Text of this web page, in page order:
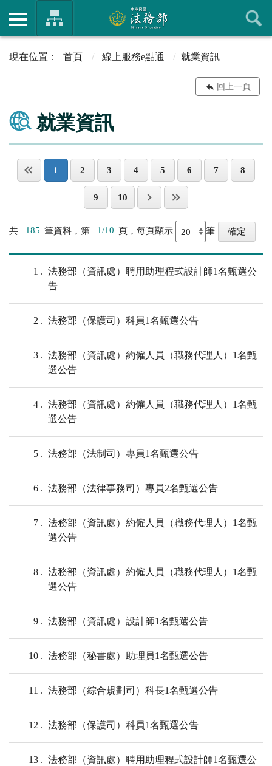
首頁 線上服務e點通 就業資訊
回上一頁
就業資訊
1 2 3 4 5 6 7 8
9 10
共 185 筆資料，第 1/10 頁，每頁顯示 筆
1
法務部（資訊處）聘⽤助理程式設計師1名甄選公
告
2 法務部（保護司）科員1名甄選公告
3
法務部（資訊處）約僱人員（職務代理人）1名甄
選公告
4
法務部（資訊處）約僱人員（職務代理人）1名甄
選公告
5 法務部（法制司）專員1名甄選公告
6 法務部（法律事務司）專員2名甄選公告
7
法務部（資訊處）約僱人員（職務代理人）1名甄
選公告
8
法務部（資訊處）約僱人員（職務代理人）1名甄
選公告
9 法務部（資訊處）設計師1名甄選公告
10 法務部（秘書處）助理員1名甄選公告
11 法務部（綜合規劃司）科長1名甄選公告
12 法務部（保護司）科員1名甄選公告
13
法務部（資訊處）聘⽤助理程式設計師1名甄選公